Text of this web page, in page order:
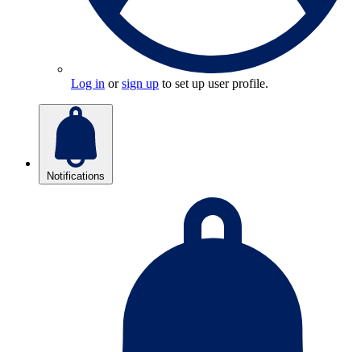
Log in orsign up to set up user profile.
Notifications